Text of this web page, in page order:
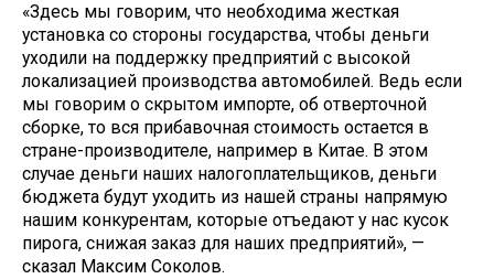
«Здесь мы говорим, что необходима жесткая
установка со стороны государства, чтобы деньги
уходили на поддержку предприятий с высокой
локализацией производства автомобилей. Ведь если
мы говорим о скрытом импорте, об отверточной
сборке, то вся прибавочная стоимость остается в
стране-производителе, например в Китае. В этом
случае деньги наших налогоплательщиков, деньги
бюджета будут уходить из нашей страны напрямую
нашим конкурентам, которые отъедают у нас кусок
пирога, снижая заказ для наших предприятий», —
сказал Максим Соколов.